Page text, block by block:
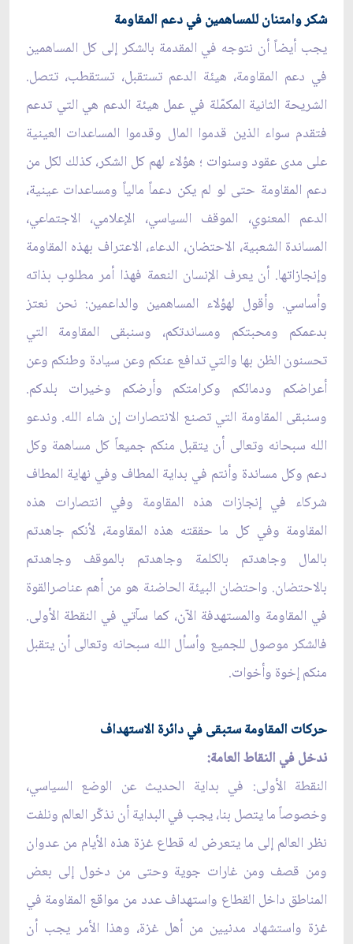
شكر وامتنان للمساهمين في دعم المقاومة
يجب أيضاً أن نتوجه في المقدمة بالشكر إلى كل المساهمين
في دعم المقاومة، هيئة الدعم تستقبل، تستقطب، تتصل.
الشريحة الثانية المكمّلة في عمل هيئة الدعم هي التي تدعم
فتقدم سواء الذين قدموا المال وقدموا المساعدات العينية
على مدى عقود وسنوات ؛ هؤلاء لهم كل الشكر، كذلك لكل من
دعم المقاومة حتى لو لم يكن دعماً مالياً ومساعدات عينية،
الدعم المعنوي، الموقف السياسي، الإعلامي، الاجتماعي،
المساندة الشعبية، الاحتضان، الدعاء، الاعتراف بهذه المقاومة
وإنجازاتها. أن يعرف الإنسان النعمة فهذا أمر مطلوب بذاته
وأساسي. وأقول لهؤلاء المساهمين والداعمين: نحن نعتز
بدعمكم ومحبتكم ومساندتكم، وسنبقى المقاومة التي
تحسنون الظن بها والتي تدافع عنكم وعن سيادة وطنكم وعن
أعراضكم ودمائكم وكرامتكم وأرضكم وخيرات بلدكم.
وسنبقى المقاومة التي تصنع الانتصارات إن شاء الله. وندعو
الله سبحانه وتعالى أن يتقبل منكم جميعاً كل مساهمة وكل
دعم وكل مساندة وأنتم في بداية المطاف وفي نهاية المطاف
شركاء في إنجازات هذه المقاومة وفي انتصارات هذه
المقاومة وفي كل ما حققته هذه المقاومة، لأنكم جاهدتم
بالمال وجاهدتم بالكلمة وجاهدتم بالموقف وجاهدتم
بالاحتضان. واحتضان البيئة الحاضنة هو من أهم عناصرالقوة
في المقاومة والمستهدفة الآن، كما سآتي في النقطة الأولى.
فالشكر موصول للجميع وأسأل الله سبحانه وتعالى أن يتقبل
منكم إخوة وأخوات.
حركات المقاومة ستبقى في دائرة الاستهداف
ندخل في النقاط العامة:
النقطة الأولى: في بداية الحديث عن الوضع السياسي،
وخصوصاً ما يتصل بنا، يجب في البداية أن نذكّر العالم ونلفت
نظر العالم إلى ما يتعرض له قطاع غزة هذه الأيام من عدوان
ومن قصف ومن غارات جوية وحتى من دخول إلى بعض
المناطق داخل القطاع واستهداف عدد من مواقع المقاومة في
غزة واستشهاد مدنيين من أهل غزة، وهذا الأمر يجب أن